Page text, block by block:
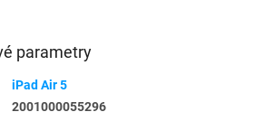
parametry
iPad Air 5
2001000055296